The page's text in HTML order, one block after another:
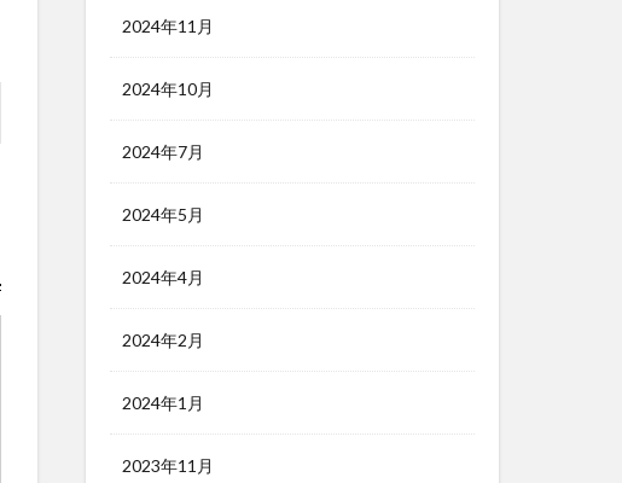
2024年11月
2024年10月
2024年7月
2024年5月
2024年4月
2024年2月
2024年1月
2023年11月